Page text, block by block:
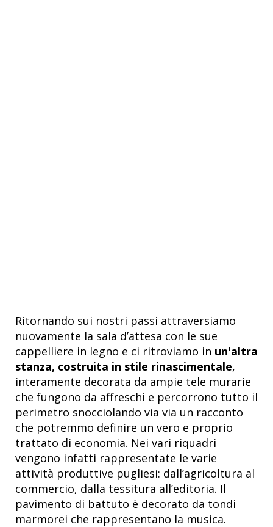
Ritornando sui nostri passi attraversiamo
nuovamente la sala d’attesa con le sue
cappelliere in legno e ci ritroviamo in un'altra
stanza, costruita in stile rinascimentale,
interamente decorata da ampie tele murarie
che fungono da affreschi e percorrono tutto il
perimetro snocciolando via via un racconto
che potremmo definire un vero e proprio
trattato di economia. Nei vari riquadri
vengono infatti rappresentate le varie
attività produttive pugliesi: dall’agricoltura al
commercio, dalla tessitura all’editoria. Il
pavimento di battuto è decorato da tondi
marmorei che rappresentano la musica.